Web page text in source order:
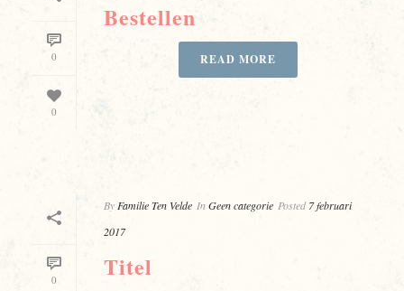
0
0
Bestellen
READ MORE
0
By Familie Ten Velde InGeen categorie Posted 7 februari
2017
Titel